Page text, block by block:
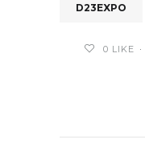
D23EXPO
0 LIKE